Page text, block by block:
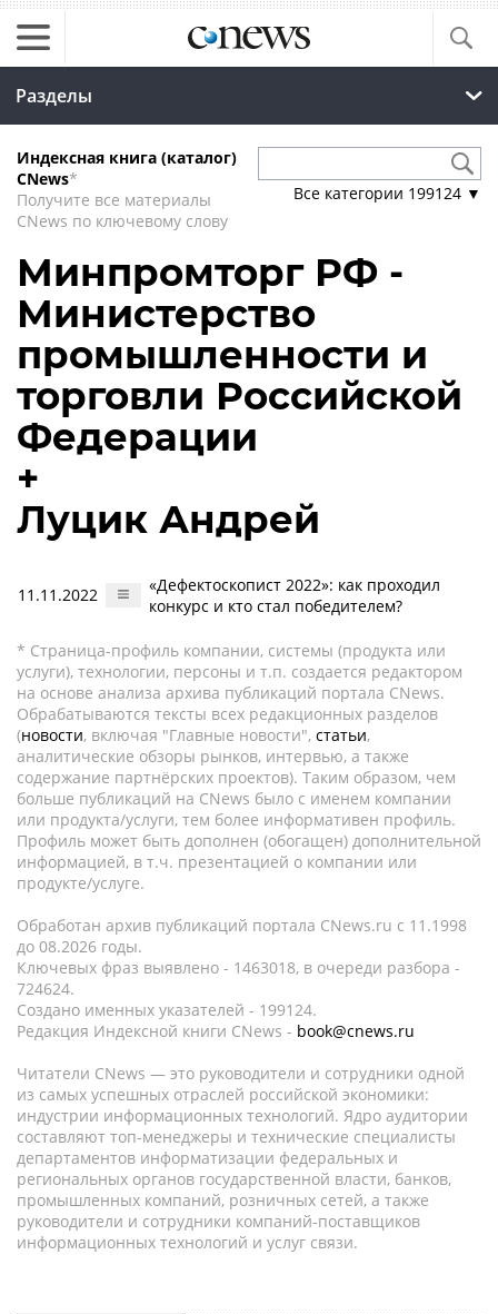
Разделы
Индексная книга (каталог)
CNews*
Получите все материалы
CNews по ключевому слову
Все категории 199124 ▼
Минпромторг РФ -
Министерство
промышленности и
торговли Российской
Федерации
+
Луцик Андрей
11.11.2022
«Дефектоскопист 2022»: как проходил
конкурс и кто стал победителем?
* Страница-профиль компании, системы (продукта или
услуги), технологии, персоны и т.п. создается редактором
на основе анализа архива публикаций портала CNews.
Обрабатываются тексты всех редакционных разделов
(новости, включая "Главные новости", статьи,
аналитические обзоры рынков, интервью, а также
содержание партнёрских проектов). Таким образом, чем
больше публикаций на CNews было с именем компании
или продукта/услуги, тем более информативен профиль.
Профиль может быть дополнен (обогащен) дополнительной
информацией, в т.ч. презентацией о компании или
продукте/услуге.
Обработан архив публикаций портала CNews.ru c 11.1998
до 08.2026 годы.
Ключевых фраз выявлено - 1463018, в очереди разбора -
724624.
Создано именных указателей - 199124.
Редакция Индексной книги CNews - book@cnews.ru
Читатели CNews — это руководители и сотрудники одной
из самых успешных отраслей российской экономики:
индустрии информационных технологий. Ядро аудитории
составляют топ-менеджеры и технические специалисты
департаментов информатизации федеральных и
региональных органов государственной власти, банков,
промышленных компаний, розничных сетей, а также
руководители и сотрудники компаний-поставщиков
информационных технологий и услуг связи.